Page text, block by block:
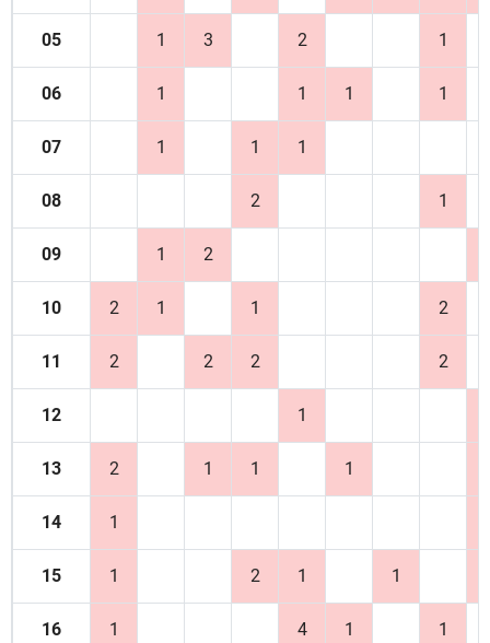
05 1 3 2 1
06 1 1 1 1
07 1 1 1
08 2 1
09 1 2
10 2 1 1 2
11 2 2 2 2
12 1
13 2 1 1 1
14 1
15 1 2 1 1
16 1 4 1 1